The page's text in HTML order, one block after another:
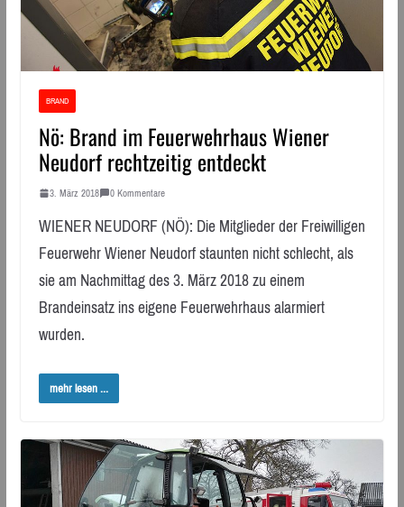
BRAND
Nö: Brand im Feuerwehrhaus Wiener
Neudorf rechtzeitig entdeckt
3. März 2018 0 Kommentare
WIENER NEUDORF (NÖ): Die Mitglieder der Freiwilligen
Feuerwehr Wiener Neudorf staunten nicht schlecht, als
sie am Nachmittag des 3. März 2018 zu einem
Brandeinsatz ins eigene Feuerwehrhaus alarmiert
wurden.
mehr lesen ...